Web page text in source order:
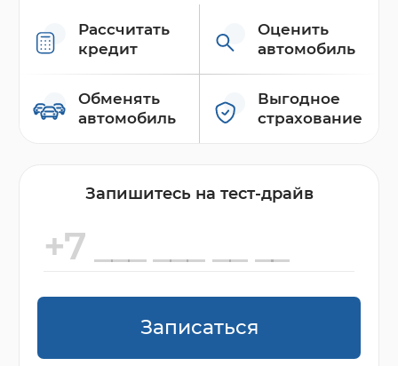
Рассчитать
кредит
Оценить
автомобиль
Обменять
автомобиль
Выгодное
страхование
Запишитесь на тест-драйв
Записаться